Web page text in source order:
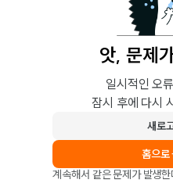
앗, 문제
일시적인 오
잠시 후에 다시
새로
홈으로
계속해서 같은 문제가 발생한